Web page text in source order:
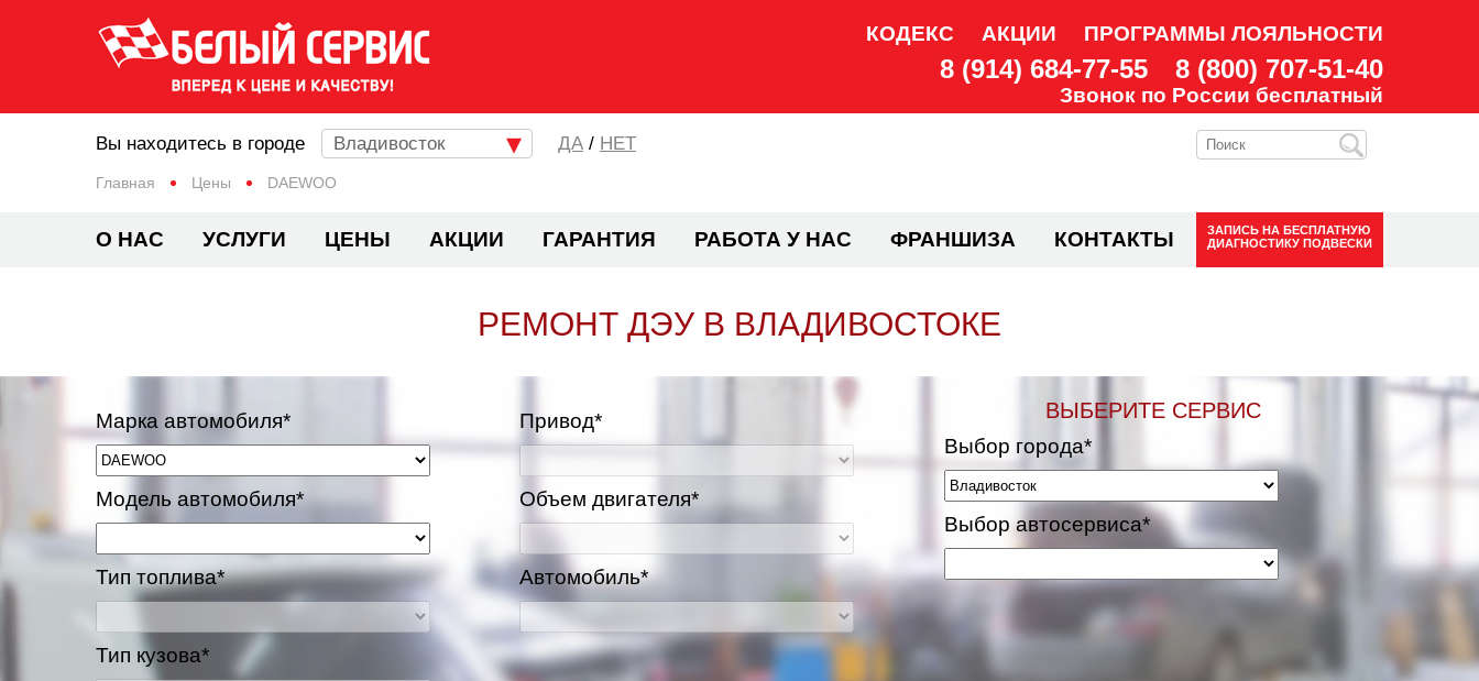
КОДЕКС АКЦИИ ПРОГРАММЫ ЛОЯЛЬНОСТИ
8 (914) 684-77-55 8 (800) 707-51-40
Звонок по России бесплатный
Главная Цены DAEWOO
Вы находитесь в городе Владивосток / НЕТ
О НАС УСЛУГИ ЦЕНЫ АКЦИИ ГАРАНТИЯ РАБОТА У НАС ФРАНШИЗА КОНТАКТЫ ЗАПИСЬ НА БЕСПЛАТНУЮ
ДИАГНОСТИКУ ПОДВЕСКИ
РЕМОНТ ДЭУ В ВЛАДИВОСТОКЕ
Марка автомобиля*
Модель автомобиля*
Тип топлива*
Тип кузова*
Привод*
Объем двигателя*
Автомобиль*
ВЫБЕРИТЕ СЕРВИС
Выбор города*
Выбор автосервиса*